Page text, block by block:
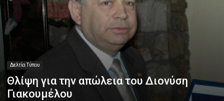
Δελτία Τύπου
Θλίψη για την απώλεια του Διονύση
Γιακουμέλου